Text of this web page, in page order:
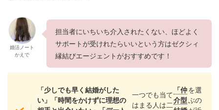
婚活ノート
かえで
担当者にいちいち介入されたくない、ほどよく
サポートが受けれたらいいという方はゼクシィ
縁結びエージェントがおすすめです！
「少しでも早く結婚がした
い」「時間をかけずに理想の
一つでも当て
はまる人は二
「仲
介型
を選
ぶの